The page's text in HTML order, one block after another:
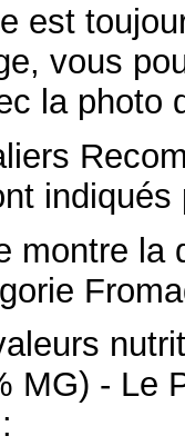
est
vous
la photo
montre
MG) - Le